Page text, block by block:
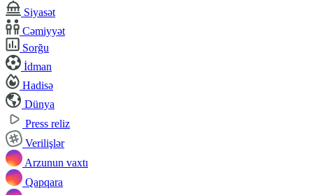
Siyasət
Cəmiyyət
Sorğu
İdman
Hadisə
Dünya
Press reliz
Verilişlər
Arzunun vaxtı
Qapqara